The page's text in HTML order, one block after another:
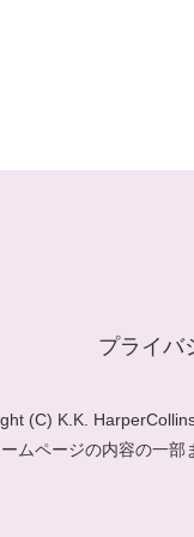
プライバ
(C) K.K.
ムページの内容の一